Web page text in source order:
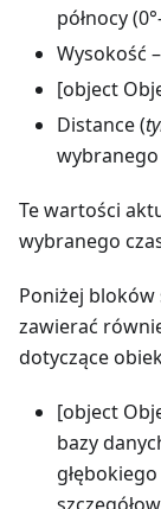
północy
Wysokość
[object
Distance (
Te wartości
wybranego
Poniżej
zawierać
dotyczące
[object
bazy